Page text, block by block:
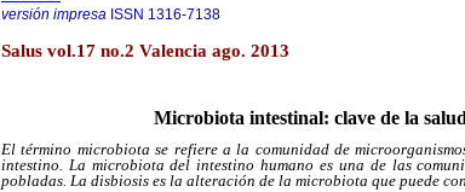
versión impresa ISSN 1316-7138
Salus vol.17 no.2 Valencia ago. 2013
Microbiota intestinal: clave de la salud
El término microbiota se refiere a la comunidad de
intestino. La microbiota del intestino humano es una de las
pobladas. La disbiosis es la alteración de la microbiota que puede